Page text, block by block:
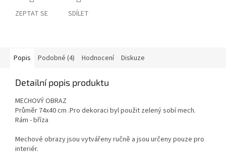
ZEPTAT SE SDÍLET
Popis Podobné (4) Hodnocení Diskuze
Detailní popis produktu
MECHOVÝ OBRAZ
Průměr 74x40 cm .Pro dekoraci byl použit zelený sobí mech.
Rám - bříza
Mechové obrazy jsou vytvářeny ručně a jsou určeny pouze pro
interiér.